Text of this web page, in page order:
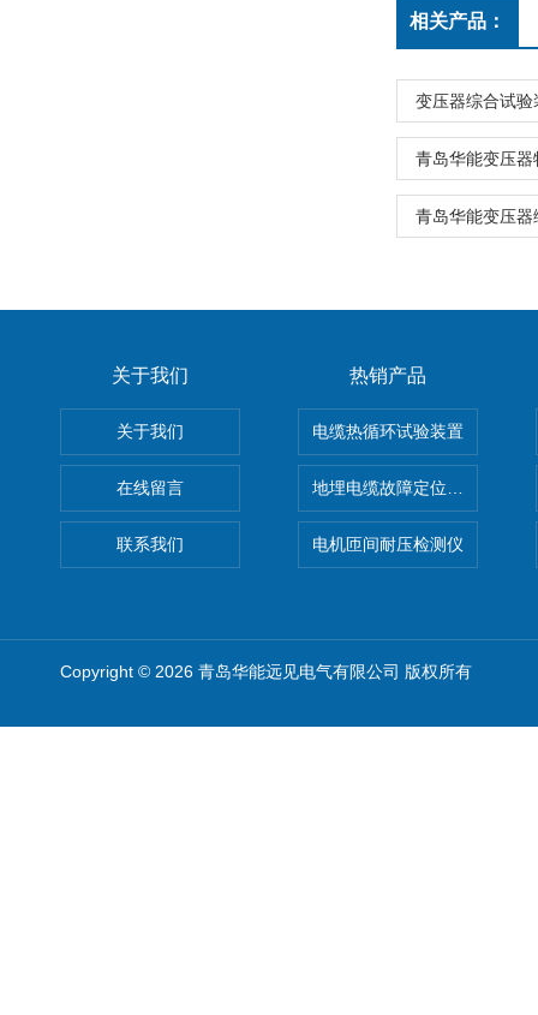
相关产品：
变压器综合试
青岛华能变压
青岛华能变压
关于我们
关于我们
在线留言
联系我们
热销产品
电缆热循环试验装置
地埋电缆故障定位仪 地下电
电机匝间耐压检测仪
Copyright © 2026 青岛华能远见电气有限公司 版权所有